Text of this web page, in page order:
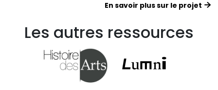
En savoir plus sur le projet
Les autres ressources